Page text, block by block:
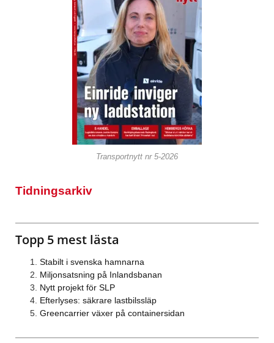
Transportnytt nr 5-2026
Tidningsarkiv
Topp 5 mest lästa
Stabilt i svenska hamnarna
Miljonsatsning på Inlandsbanan
Nytt projekt för SLP
Efterlyses: säkrare lastbilssläp
Greencarrier växer på containersidan